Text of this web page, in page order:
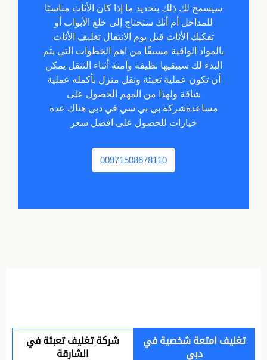
سيسمح لك ذلك بتحديد ما إذا كان الأثاث مناسبًا
للمداخل أم أنك ستحتاج إلى خلع الأبواب أو
تفكيك الأثاث قبل يوم الانتقال تغليف الأثاث
بالمواد الواقية مسبقًا من اهم الخطوات التي يتم
البدء لك سيبقيها نظيفة وآمنة أثناء التنقل يمكن
أن تكون عملية تعبئة ونقل منزل بأكمله عملية
شاقة ولهذا من المهم الحصول على
مساعدةشركة بي بي سي في دبي هناك عدة
خيارات للحصول على افضل سعر
00971508678110
تغليف امتعة شخصية في
دبي
شركة تغليف تعبئة في
الشارقة